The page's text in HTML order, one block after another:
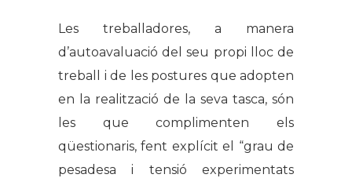
Les treballadores, a manera
d’autoavaluació del seu propi lloc de
treball i de les postures que adopten
en la realització de la seva tasca, són
les que complimenten els
qüestionaris, fent explícit el “grau de
pesadesa i tensió experimentats